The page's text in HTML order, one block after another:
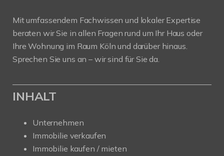
Mit umfassendem Fachwissen und lokaler Expertise
beraten wir Sie in allen Fragen rund um Ihr Haus oder
Ihre Wohnung im Raum Köln und darüber hinaus.
Sprechen Sie uns an – wir sind für Sie da.
INHALT
Unternehmen
Immobilie verkaufen
Immobilie kaufen / mieten